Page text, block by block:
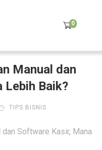
0
Manual dan
Lebih Baik?
TIPS BISNIS